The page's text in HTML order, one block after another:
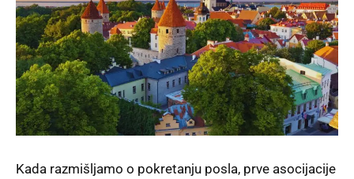
Kada razmišljamo o pokretanju posla, prve asocijacije